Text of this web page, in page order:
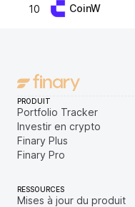
10 CoinW
PRODUIT
Portfolio Tracker
Investir en crypto
Finary Plus
Finary Pro
RESSOURCES
Mises à jour du produit